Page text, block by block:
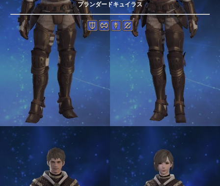
プランダードキュイラス